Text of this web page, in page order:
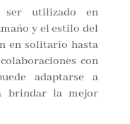
ser utilizado en
y el estilo del
en solitario hasta
con
adaptarse a
brindar la mejor